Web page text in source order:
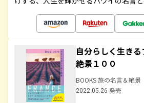
自分らしく生き
絶景１００
BOOKS 旅の名言＆絶景
2022.05.26 発売